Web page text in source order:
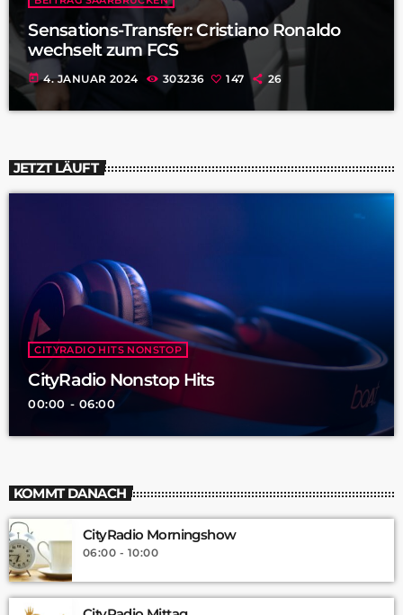
Sensations-Transfer: Cristiano Ronaldo
wechselt zum FCS
today 4. JANUAR 2024 303236 147 26
JETZT LÄUFT
CITYRADIO HITS NONSTOP
CityRadio Nonstop Hits
00:00 - 06:00
KOMMT DANACH
CityRadio Morningshow
06:00 - 10:00